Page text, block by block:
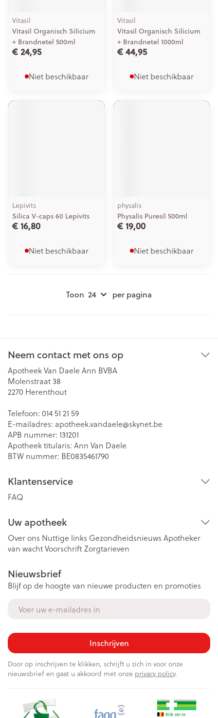
Vitasil
Vitasil Organisch Silicium
+ Brandnetel 500ml
€ 24,95
Niet beschikbaar
Vitasil
Vitasil Organisch Silicium
+ Brandnetel 1000ml
€ 44,95
Niet beschikbaar
Lepivits
Silica V-caps 60 Lepivits
€ 16,80
Niet beschikbaar
physalis
Physalis Puresil 500ml
€ 19,00
Niet beschikbaar
Toon per pagina
Neem contact met ons op
Apotheek Van Daele Ann BVBA
Molenstraat 38
2270 Herenthout
Telefoon: 014 51 21 59
E-mailadres: apotheek.vandaele@skynet.be
APB nummer: 131201
Apotheek titularis: Ann Van Daele
BTW nummer: BE0835461790
Klantenservice
FAQ
Uw apotheek
Over ons Nuttige links Gezondheidsnieuws Apotheker
van wachtVoorschriftZorgtarieven
Nieuwsbrief
Blijf op de hoogte van nieuwe producten en promoties
Inschrijven
Door op inschrijven te klikken, schrijft u zich in voor onze
nieuwsbrief en gaat u akkoord met onze privacy policy.